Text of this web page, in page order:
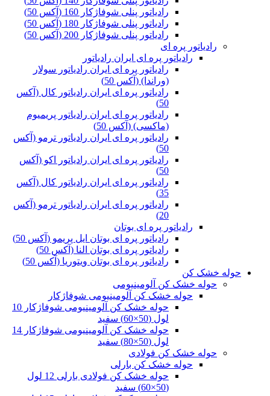
رادیاتور پنلی شوفاژکار 160 (آکس 50)
رادیاتور پنلی شوفاژکار 180 (آکس 50)
رادیاتور پنلی شوفاژکار 200 (آکس 50)
رادیاتور پره ای
رادیاتور پره ای ایران رادیاتور
رادیاتور پره ای ایران رادیاتور سولار
(وراندا) (آکس 50)
رادیاتور پره ای ایران رادیاتور کال (آکس
50)
رادیاتور پره ای ایران رادیاتور پریمیوم
(ماکسی) (آکس 50)
رادیاتور پره ای ایران رادیاتور ترمو (آکس
50)
رادیاتور پره ای ایران رادیاتور اکو (آکس
50)
رادیاتور پره ای ایران رادیاتور کال (آکس
35)
رادیاتور پره ای ایران رادیاتور ترمو (آکس
20)
رادیاتور پره ای بوتان
رادیاتور پره ای بوتان ایل پریمو (آکس 50)
رادیاتور پره ای بوتان النا (آکس 50)
رادیاتور پره ای بوتان ویتوریا (آکس 50)
حوله خشک کن
حوله خشک کن آلومینیومی
حوله خشک کن آلومینیومی شوفاژکار
حوله خشک کن آلومینیومی شوفاژکار 10
لول (50×60) سفید
حوله خشک کن آلومینیومی شوفاژکار 14
لول (50×80) سفید
حوله خشک کن فولادی
حوله خشک کن بارلی
حوله خشک کن فولادی بارلی 12 لول
(50×60) سفید